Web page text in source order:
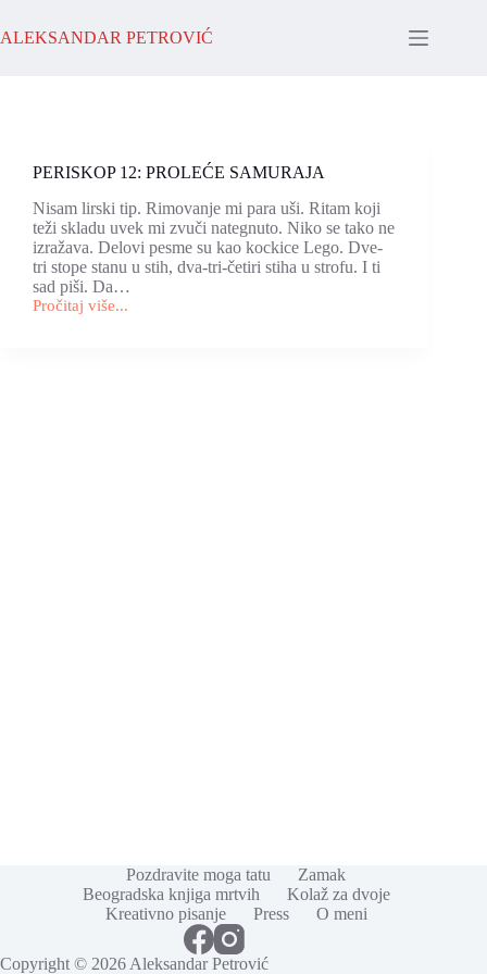
to
content
ALEKSANDAR PETROVIĆ
PERISKOP 12: PROLEĆE SAMURAJA
Nisam lirski tip. Rimovanje mi para uši. Ritam koji
teži skladu uvek mi zvuči nategnuto. Niko se tako ne
izražava. Delovi pesme su kao kockice Lego. Dve-
tri stope stanu u stih, dva-tri-četiri stiha u strofu. I ti
sad piši. Da…
Pročitaj više...
PERISKOP
Pozdravite moga tatu
Zamak
Beogradska knjiga mrtvih
Kolaž za dvoje
Kreativno pisanje
Press O meni
Copyright © 2026 Aleksandar Petrović